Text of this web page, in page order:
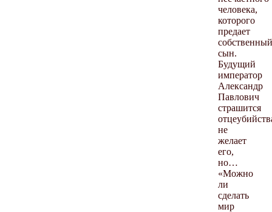
человека,
которого
предает
собственный
сын.
Будущий
император
Александр
Павлович
страшится
не
желает
его,
но…
«Можно
ли
сделать
мир